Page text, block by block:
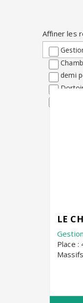
Affiner les
demi
LE
Place :